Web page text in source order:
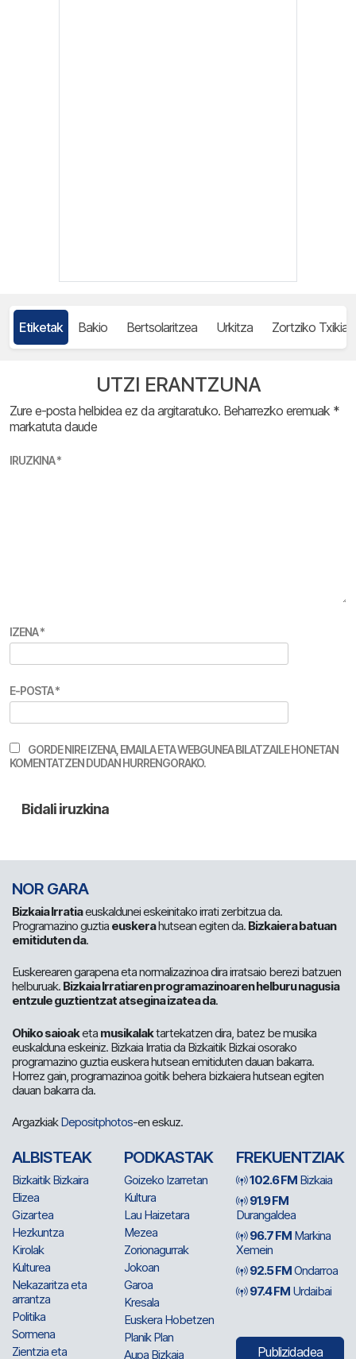
Etiketak Bakio Bertsolaritzea Urkitza Zortziko Txikia
UTZI ERANTZUNA
Zure e-posta helbidea ez da argitaratuko. Beharrezko eremuak *
markatuta daude
IRUZKINA*
IZENA*
E-POSTA*
GORDE NIRE IZENA, EMAILA ETA WEBGUNEA BILATZAILE HONETAN
KOMENTATZEN DUDAN HURRENGORAKO.
NOR GARA
Bizkaia Irratiaeuskaldunei eskeinitako irrati zerbitzua da.
Programazino guztia euskerahutsean egiten da. Bizkaiera batuan
emitiduten da.
Euskerearen garapena eta normalizazinoa dira irratsaio berezi batzuen
helburuak. Bizkaia Irratiaren programazinoaren helburu nagusia
entzule guztientzat atsegina izatea da.
Ohiko saioaketa musikalaktartekatzen dira, batez be musika
euskalduna eskeiniz. Bizkaia Irratia da Bizkaitik Bizkai osorako
programazino guztia euskera hutsean emitiduten dauan bakarra.
Horrez gain, programazinoa goitik behera bizkaiera hutsean egiten
dauan bakarra da.
ArgazkiakDepositphotos-en eskuz.
ALBISTEAK
Bizkaitik Bizkaira
Elizea
Gizartea
Hezkuntza
Kirolak
Kulturea
Nekazaritza eta
arrantza
Politika
Sormena
Zientzia eta
PODKASTAK
Goizeko Izarretan
Kultura
Lau Haizetara
Mezea
Zorionagurrak
Jokoan
Garoa
Kresala
Euskera Hobetzen
Planik Plan
Aupa Bizkaia
FREKUENTZIAK
102.6 FM Bizkaia
91.9 FM
Durangaldea
96.7 FM Markina
Xemein
92.5 FMOndarroa
97.4 FM Urdaibai
Publizidadea